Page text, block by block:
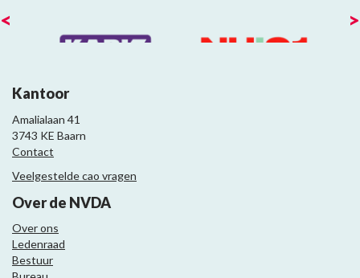
< >
Kantoor
Amalialaan 41
3743 KE Baarn
Contact
Veelgestelde cao vragen
Over de NVDA
Over ons
Ledenraad
Bestuur